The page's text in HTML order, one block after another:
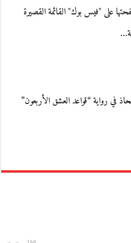
على "فيس بوك" القائمة القصيرة
في رواية “قواعد العشق الأربعون”